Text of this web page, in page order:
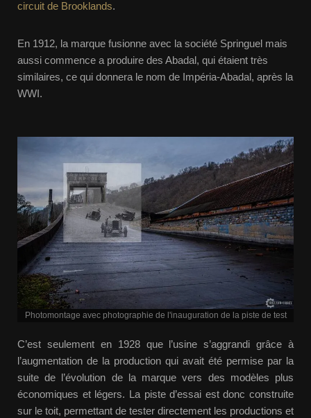
circuit de Brooklands.
En 1912, la marque fusionne avec la société Springuel mais
aussi commence a produire des Abadal, qui étaient très
similaires, ce qui donnera le nom de Impéria-Abadal, après la
WWI.
Photomontage avec photographie de l'inauguration de la piste de test
C’est seulement en 1928 que l’usine s’aggrandi grâce à
l’augmentation de la production qui avait été permise par la
suite de l’évolution de la marque vers des modèles plus
économiques et légers. La piste d’essai est donc construite
sur le toit, permettant de tester directement les productions et